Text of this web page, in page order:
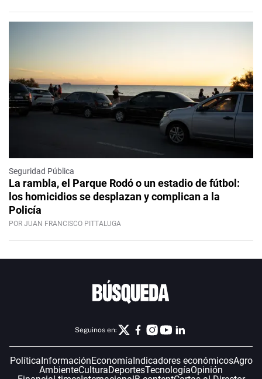
Seguridad Pública
La rambla, el Parque Rodó o un estadio de fútbol:
los homicidios se desplazan y complican a la
Policía
POR JUAN FRANCISCO PITTALUGA
Seguinos en:
Política InformaciónEconomía Indicadores económicosAgro
AmbienteCulturaDeportesTecnologíaOpinión